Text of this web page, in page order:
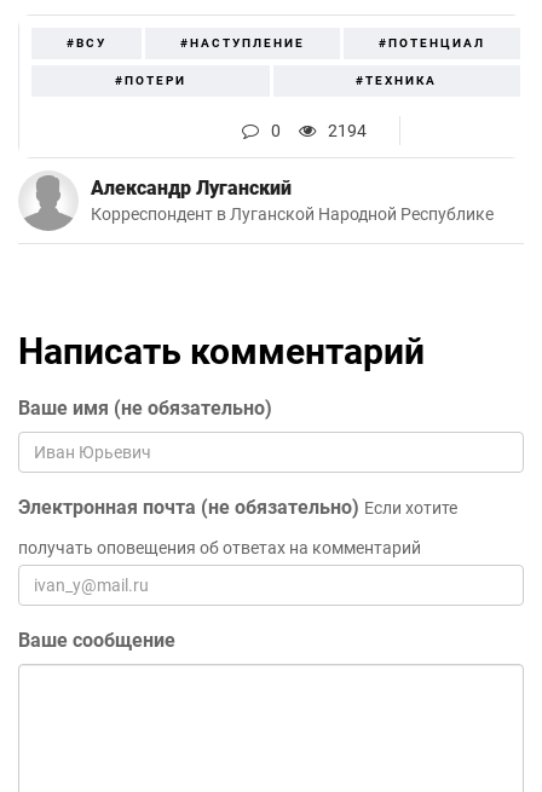
#ВСУ #НАСТУПЛЕНИЕ #ПОТЕНЦИАЛ
#ПОТЕРИ #ТЕХНИКА
0 2194
Александр Луганский
Корреспондент в Луганской Народной Республике
Написать комментарий
Ваше имя (не обязательно)
Электронная почта (не обязательно) Если хотите
получать оповещения об ответах на комментарий
Ваше сообщение